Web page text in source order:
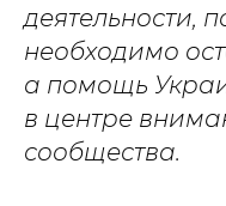
деятельности,
необходимо
а помощь
в центре
сообщества.